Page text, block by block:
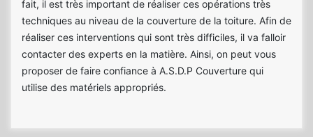
fait, il est très important de réaliser ces opérations très
techniques au niveau de la couverture de la toiture. Afin de
réaliser ces interventions qui sont très difficiles, il va falloir
contacter des experts en la matière. Ainsi, on peut vous
proposer de faire confiance à A.S.D.P Couverture qui
utilise des matériels appropriés.